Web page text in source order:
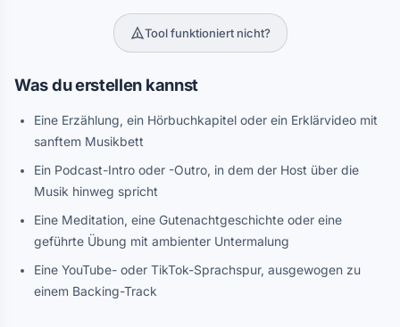
Tool funktioniert nicht?
Was du erstellen kannst
Eine Erzählung, ein Hörbuchkapitel oder ein Erklärvideo mit
sanftem Musikbett
Ein Podcast-Intro oder -Outro, in dem der Host über die
Musik hinweg spricht
Eine Meditation, eine Gutenachtgeschichte oder eine
geführte Übung mit ambienter Untermalung
Eine YouTube- oder TikTok-Sprachspur, ausgewogen zu
einem Backing-Track